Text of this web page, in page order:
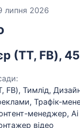
липня 2026
(ТТ, FB),
FB), Тимлід,
Трафік-
менеджер,
відео